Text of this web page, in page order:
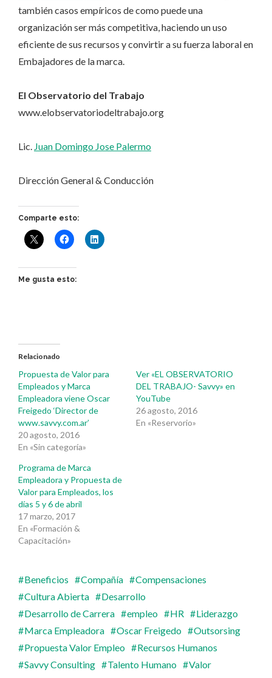
también casos empíricos de como puede una
organización ser más competitiva, haciendo un uso
eficiente de sus recursos y convirtir a su fuerza laboral en
Embajadores de la marca.
El Observatorio del Trabajo
www.elobservatoriodeltrabajo.org
Lic. Juan Domingo Jose Palermo
Dirección General & Conducción
Comparte esto:
Me gusta esto:
Relacionado
Propuesta de Valor para
Empleados y Marca
Empleadora viene Oscar
Freigedo ‘Director de
www.savvy.com.ar’
20 agosto, 2016
En «Sin categoría»
Ver «EL OBSERVATORIO
DEL TRABAJO- Savvy» en
YouTube
26 agosto, 2016
En «Reservorio»
Programa de Marca
Empleadora y Propuesta de
Valor para Empleados, los
días 5 y 6 de abril
17 marzo, 2017
En «Formación &
Capacitación»
Beneficios Compañía
Compensaciones
Cultura Abierta
Desarrollo
Desarrollo de Carrera
empleo HR
Liderazgo
Marca Empleadora
Oscar Freigedo
Outsorsing
Propuesta Valor Empleo
Recursos Humanos
Savvy Consulting
Talento Humano Valor